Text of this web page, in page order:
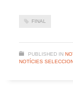
FINAL
PUBLISHED IN
NOTÍCIES